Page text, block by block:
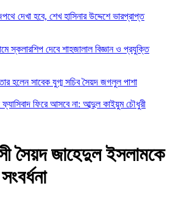
দেখা হবে, শেখ হাসিনার উদ্দেশে ভারপ্রাপ্ত
স্কলারশিপ দেবে শাহজালাল বিজ্ঞান ও প্রযুক্তি
হলেন সাবেক যুগ্ম সচিব সৈয়দ জগলুল পাশা
ফিরে আসবে না: আব্দুল কাইয়ুম চৌধুরী
সৈয়দ জাহেদুল ইসলামকে